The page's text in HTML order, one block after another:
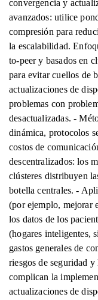
convergencia y
avanzados: utilice
compresión para
la escalabilidad.
to-peer y basados ​​en
para evitar cuellos de
actualizaciones de
problemas con
desactualizadas. -
dinámica, protocolos
costos de
descentralizados: los
clústeres distribuyen
botella centrales. -
(por ejemplo, mejorar
los datos de los
(hogares inteligentes,
gastos generales de
riesgos de seguridad
complican la
actualizaciones de